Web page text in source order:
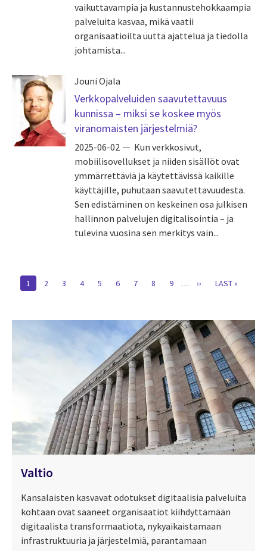
vaikuttavampia ja kustannustehokkaampia
palveluita kasvaa, mikä vaatii
organisaatioilta uutta ajattelua ja tiedolla
johtamista...
Jouni Ojala
Verkkopalveluiden saavutettavuus
kunnissa – miksi se koskee myös
viranomaisten järjestelmiä?
2025-06-02
Kun verkkosivut,
mobiilisovellukset ja niiden sisällöt ovat
ymmärrettäviä ja käytettävissä kaikille
käyttäjille, puhutaan saavutettavuudesta.
Sen edistäminen on keskeinen osa julkisen
hallinnon palvelujen digitalisointia – ja
tulevina vuosina sen merkitys vain...
Pagination
CURRENT
1 PAGE
2 PAGE
3 PAGE
4 PAGE
5 PAGE
6 PAGE
7 PAGE
8 PAGE
9 …
NEXT
››
LAST
LAST »
Valtio
Kansalaisten kasvavat odotukset digitaalisia palveluita
kohtaan ovat saaneet organisaatiot kiihdyttämään
digitaalista transformaatiota, nykyaikaistamaan
infrastruktuuria ja järjestelmiä, parantamaan